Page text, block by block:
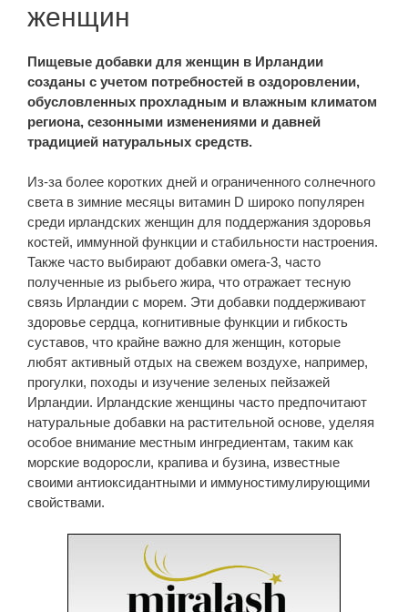
женщин
Пищевые добавки для женщин в Ирландии
созданы с учетом потребностей в оздоровлении,
обусловленных прохладным и влажным климатом
региона, сезонными изменениями и давней
традицией натуральных средств.
Из-за более коротких дней и ограниченного солнечного
света в зимние месяцы витамин D широко популярен
среди ирландских женщин для поддержания здоровья
костей, иммунной функции и стабильности настроения.
Также часто выбирают добавки омега-3, часто
полученные из рыбьего жира, что отражает тесную
связь Ирландии с морем. Эти добавки поддерживают
здоровье сердца, когнитивные функции и гибкость
суставов, что крайне важно для женщин, которые
любят активный отдых на свежем воздухе, например,
прогулки, походы и изучение зеленых пейзажей
Ирландии. Ирландские женщины часто предпочитают
натуральные добавки на растительной основе, уделяя
особое внимание местным ингредиентам, таким как
морские водоросли, крапива и бузина, известные
своими антиоксидантными и иммуностимулирующими
свойствами.